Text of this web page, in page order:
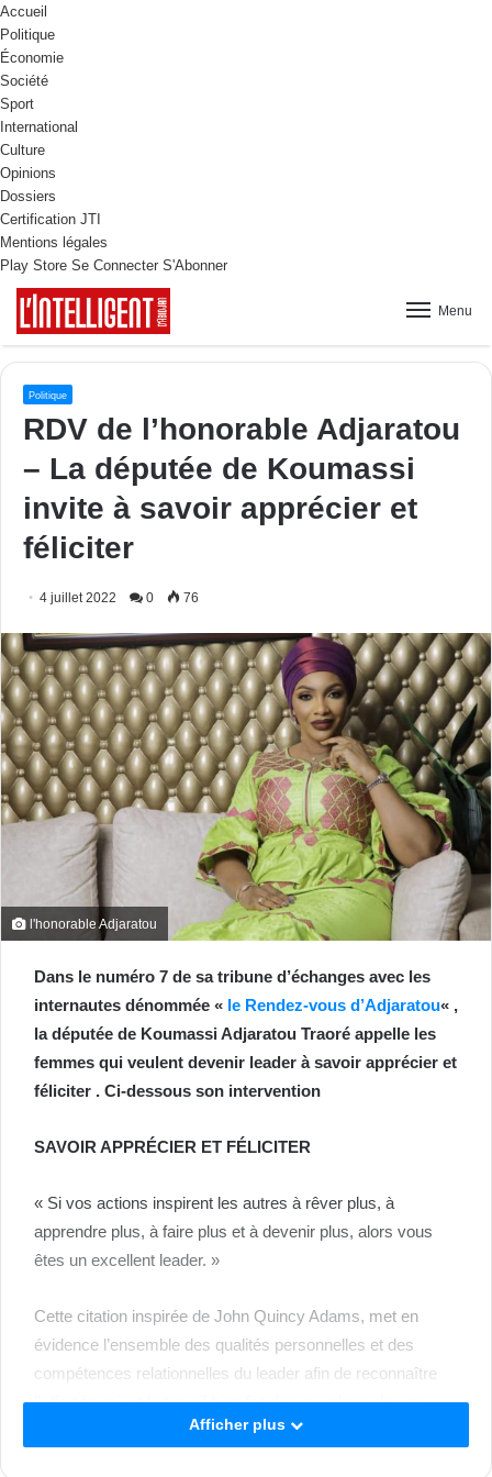
Accueil
Politique
Économie
Société
Sport
International
Culture
Opinions
Dossiers
Certification JTI
Mentions légales
Play Store Se Connecter S'Abonner
Menu
Politique
RDV de l’honorable Adjaratou
– La députée de Koumassi
invite à savoir apprécier et
féliciter
4 juillet 2022 0 76
l'honorable Adjaratou
Dans le numéro 7 de sa tribune d’échanges avec les
internautes dénommée « le Rendez-vous d’Adjaratou« ,
la députée de Koumassi Adjaratou Traoré appelle les
femmes qui veulent devenir leader à savoir apprécier et
féliciter . Ci-dessous son intervention
SAVOIR APPRÉCIER ET FÉLICITER
« Si vos actions inspirent les autres à rêver plus, à
apprendre plus, à faire plus et à devenir plus, alors vous
êtes un excellent leader. »
Cette citation inspirée de John Quincy Adams, met en
évidence l’ensemble des qualités personnelles et des
compétences relationnelles du leader afin de reconnaître
l’effort fourni, et le travail bien fait des membres de son
Afficher plus